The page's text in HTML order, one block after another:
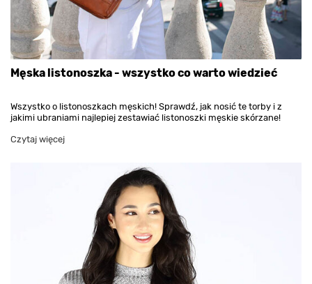
Męska listonoszka - wszystko co warto wiedzieć
Wszystko o listonoszkach męskich! Sprawdź, jak nosić te torby i z
jakimi ubraniami najlepiej zestawiać listonoszki męskie skórzane!
Czytaj więcej